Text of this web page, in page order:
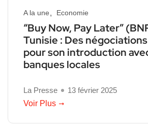
A la une Economie
“Buy Now, Pay Later”
Tunisie : Des
pour son introduction
banques locales
La Presse
13 février 2025
Voir Plus